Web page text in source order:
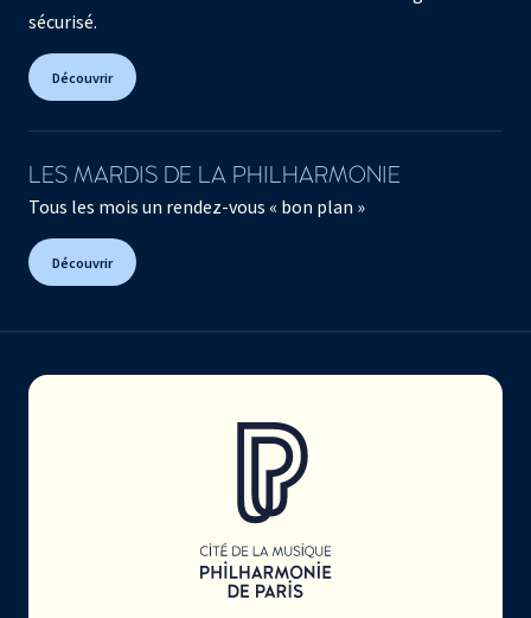
sécurisé.
Découvrir
LES MARDIS DE LA PHILHARMONIE
Tous les mois un rendez-vous « bon plan »
Découvrir